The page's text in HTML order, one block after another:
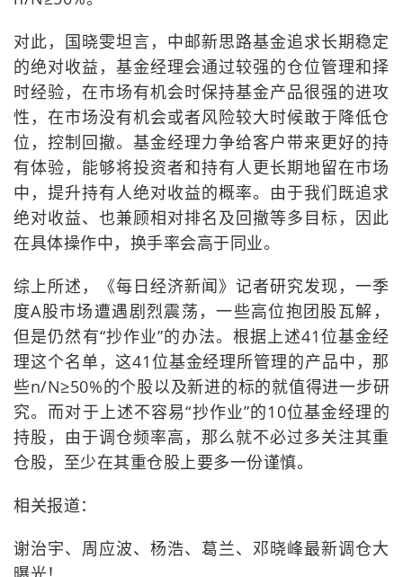
对此，国晓雯坦言，中邮新思路基金追求长期稳定
的绝对收益，基金经理会通过较强的仓位管理和择
时经验，在市场有机会时保持基金产品很强的进攻
性，在市场没有机会或者风险较大时候敢于降低仓
位，控制回撤。基金经理力争给客户带来更好的持
有体验，能够将投资者和持有人更长期地留在市场
中，提升持有人绝对收益的概率。由于我们既追求
绝对收益、也兼顾相对排名及回撤等多目标，因此
在具体操作中，换手率会高于同业。
综上所述，《每日经济新闻》记者研究发现，一季
度A股市场遭遇剧烈震荡，一些高位抱团股瓦解，
但是仍然有“抄作业”的办法。根据上述41位基金经
理这个名单，这41位基金经理所管理的产品中，那
些n/N≥50%的个股以及新进的标的就值得进一步研
究。而对于上述不容易“抄作业”的10位基金经理的
持股，由于调仓频率高，那么就不必过多关注其重
仓股，至少在其重仓股上要多一份谨慎。
相关报道：
谢治宇、周应波、杨浩、葛兰、邓晓峰最新调仓大